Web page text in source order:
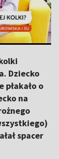
Dziecko
o
na
spacer